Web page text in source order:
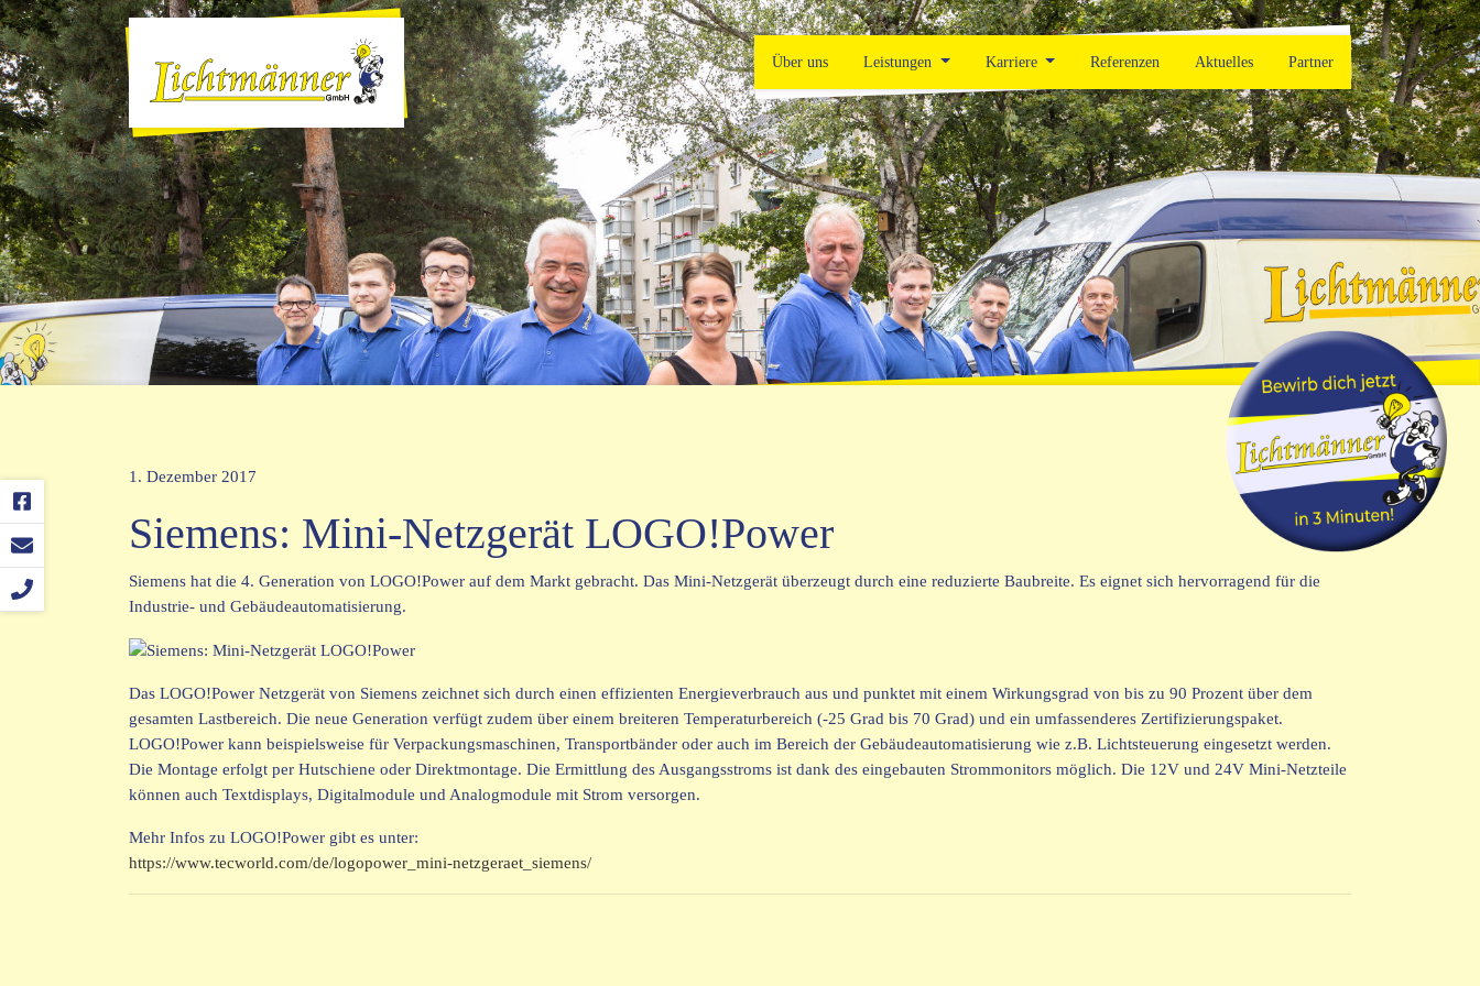
Über uns Leistungen Karriere Referenzen Aktuelles Partner
1. Dezember 2017
Siemens: Mini-Netzgerät LOGO!Power
Siemens hat die 4. Generation von LOGO!Power auf dem Markt gebracht. Das Mini-Netzgerät überzeugt durch eine reduzierte Baubreite. Es eignet sich hervorragend für die
Industrie- und Gebäudeautomatisierung.
Das LOGO!Power Netzgerät von Siemens zeichnet sich durch einen effizienten Energieverbrauch aus und punktet mit einem Wirkungsgrad von bis zu 90 Prozent über dem
gesamten Lastbereich. Die neue Generation verfügt zudem über einem breiteren Temperaturbereich (-25 Grad bis 70 Grad) und ein umfassenderes Zertifizierungspaket.
LOGO!Power kann beispielsweise für Verpackungsmaschinen, Transportbänder oder auch im Bereich der Gebäudeautomatisierung wie z.B. Lichtsteuerung eingesetzt werden.
Die Montage erfolgt per Hutschiene oder Direktmontage. Die Ermittlung des Ausgangsstroms ist dank des eingebauten Strommonitors möglich. Die 12V und 24V Mini-Netzteile
können auch Textdisplays, Digitalmodule und Analogmodule mit Strom versorgen.
Mehr Infos zu LOGO!Power gibt es unter:
https://www.tecworld.com/de/logopower_mini-netzgeraet_siemens/